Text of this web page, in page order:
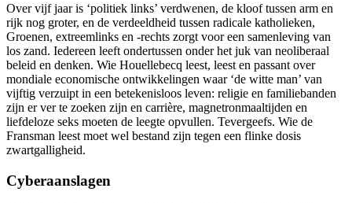
Over vijf jaar is ‘politiek links’ verdwenen, de kloof tussen arm en
rijk nog groter, en de verdeeldheid tussen radicale katholieken,
Groenen, extreemlinks en -rechts zorgt voor een samenleving van
los zand. Iedereen leeft ondertussen onder het juk van neoliberaal
beleid en denken. Wie Houellebecq leest, leest en passant over
mondiale economische ontwikkelingen waar ‘de witte man’ van
vijftig verzuipt in een betekenisloos leven: religie en familiebanden
zijn er ver te zoeken zijn en carrière, magnetronmaaltijden en
liefdeloze seks moeten de leegte opvullen. Tevergeefs. Wie de
Fransman leest moet wel bestand zijn tegen een flinke dosis
zwartgalligheid.
Cyberaanslagen